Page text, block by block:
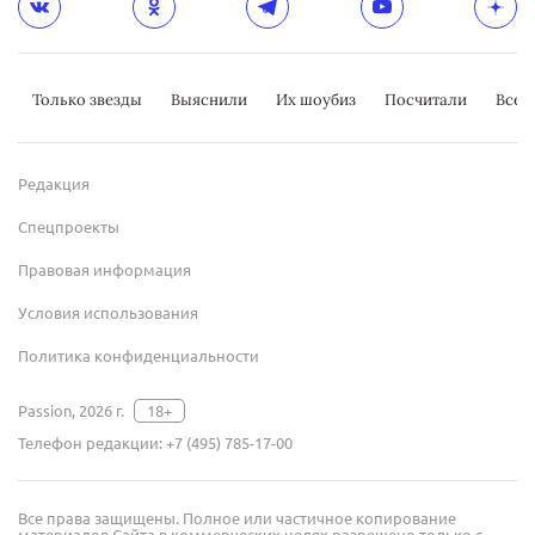
Только звезды Выяснили Их шоубиз Посчитали
Редакция
Спецпроекты
Правовая информация
Условия использования
Политика конфиденциальности
Passion, 2026 г.
18+
Телефон редакции:+7 (495) 785-17-00
Все права защищены. Полное или частичное копирование